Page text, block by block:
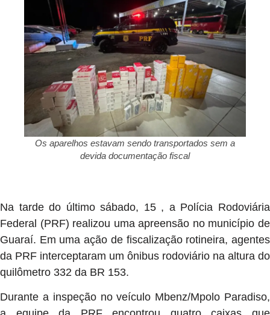
Os aparelhos estavam sendo transportados sem a
devida documentação fiscal
Na tarde do último sábado, 15 , a Polícia Rodoviária
Federal (PRF) realizou uma apreensão no município de
Guaraí. Em uma ação de fiscalização rotineira, agentes
da PRF interceptaram um ônibus rodoviário na altura do
quilômetro 332 da BR 153.
Durante a inspeção no veículo Mbenz/Mpolo Paradiso,